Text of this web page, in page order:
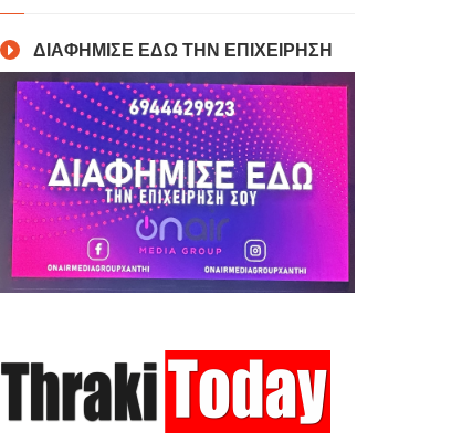
ΔΙΑΦΗΜΙΣΕ ΕΔΩ ΤΗΝ ΕΠΙΧΕΙΡΗΣΗ